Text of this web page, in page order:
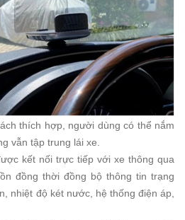
thích hợp, người dùng có thể nắm
vẫn tập trung lái xe.
kết nối trực tiếp với xe thông qua
đồng thời đồng bộ thông tin trạng
nhiệt độ két nước, hệ thống điện áp,